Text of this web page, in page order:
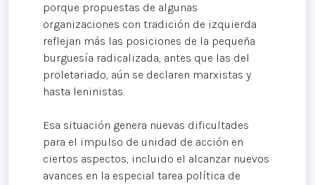
porque propuestas de algunas
organizaciones con tradición de izquierda
reflejan más las posiciones de la pequeña
burguesía radicalizada, antes que las del
proletariado, aún se declaren marxistas y
hasta leninistas.
Esa situación genera nuevas dificultades
para el impulso de unidad de acción en
ciertos aspectos, incluido el alcanzar nuevos
avances en la especial tarea política de